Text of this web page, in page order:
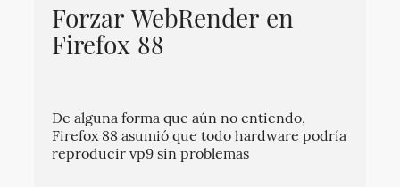
Forzar WebRender en
Firefox 88
De alguna forma que aún no entiendo,
Firefox 88 asumió que todo hardware podría
reproducir vp9 sin problemas